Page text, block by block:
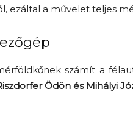
ezáltal a művelet teljes
számít a
Ödön és Mihályi